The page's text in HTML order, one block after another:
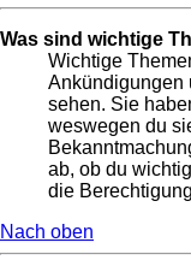
Was sind wichtige
Wichtige
Ankündigungen
sehen. Sie
weswegen du
ab, ob du
die
Nach oben